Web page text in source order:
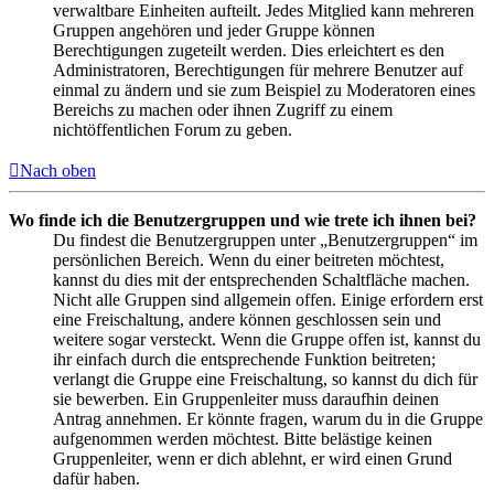
verwaltbare Einheiten aufteilt. Jedes Mitglied kann mehreren
Gruppen angehören und jeder Gruppe können
Berechtigungen zugeteilt werden. Dies erleichtert es den
Administratoren, Berechtigungen für mehrere Benutzer auf
einmal zu ändern und sie zum Beispiel zu Moderatoren eines
Bereichs zu machen oder ihnen Zugriff zu einem
nichtöffentlichen Forum zu geben.
Nach oben
Wo finde ich die Benutzergruppen und wie trete ich ihnen bei?
Du findest die Benutzergruppen unter „Benutzergruppen“ im
persönlichen Bereich. Wenn du einer beitreten möchtest,
kannst du dies mit der entsprechenden Schaltfläche machen.
Nicht alle Gruppen sind allgemein offen. Einige erfordern erst
eine Freischaltung, andere können geschlossen sein und
weitere sogar versteckt. Wenn die Gruppe offen ist, kannst du
ihr einfach durch die entsprechende Funktion beitreten;
verlangt die Gruppe eine Freischaltung, so kannst du dich für
sie bewerben. Ein Gruppenleiter muss daraufhin deinen
Antrag annehmen. Er könnte fragen, warum du in die Gruppe
aufgenommen werden möchtest. Bitte belästige keinen
Gruppenleiter, wenn er dich ablehnt, er wird einen Grund
dafür haben.